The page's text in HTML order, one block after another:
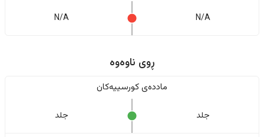
N/A
N/A
ڕوی ناوەوە
ماددەی کورسییەکان
جلد جلد